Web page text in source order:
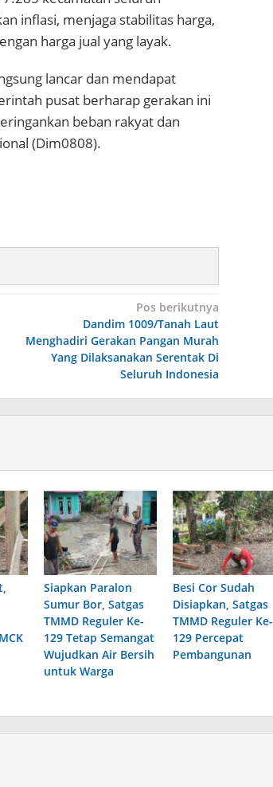
inflasi, menjaga stabilitas harga,
harga jual yang layak.
lancar dan mendapat
pusat berharap gerakan ini
beban rakyat dan
(Dim0808).
Pos berikutnya
Dandim 1009/Tanah Laut
Menghadiri Gerakan Pangan Murah
Yang Dilaksanakan Serentak Di
Seluruh Indonesia
Siapkan Paralon
Sumur Bor, Satgas
TMMD Reguler Ke-
129 Tetap Semangat
Wujudkan Air Bersih
untuk Warga
Besi Cor Sudah
Disiapkan, Satgas
TMMD Reguler Ke-
129 Percepat
Pembangunan